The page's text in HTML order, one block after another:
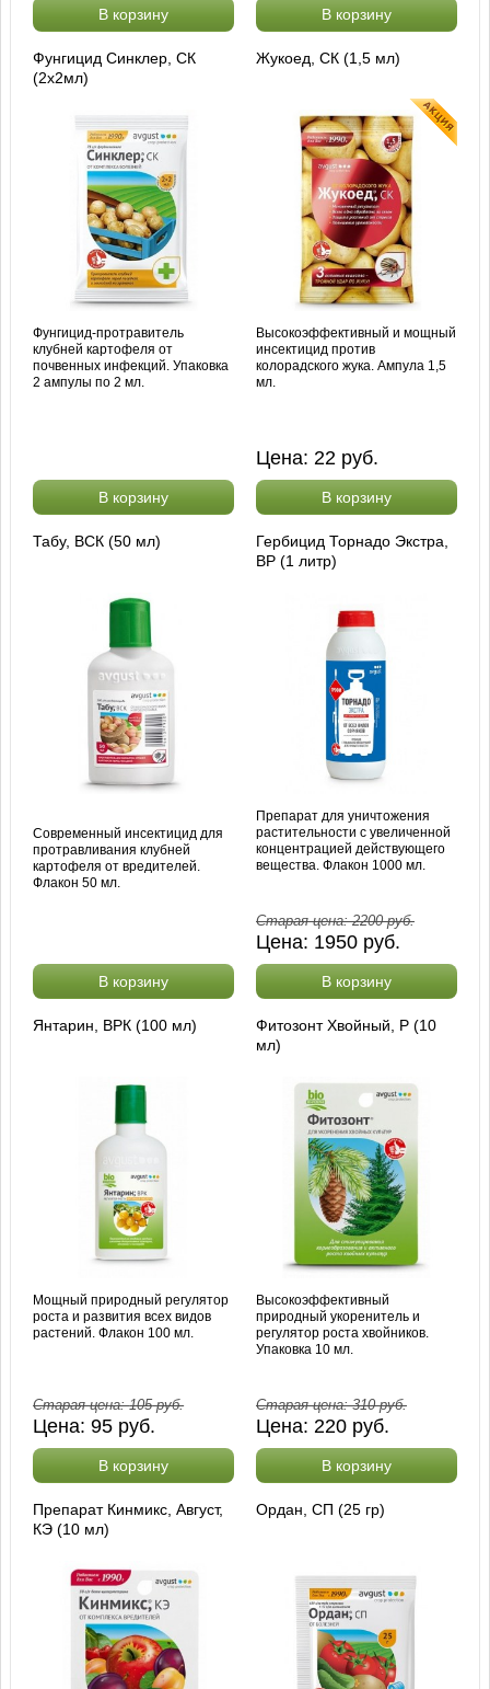
В корзину В корзину
Фунгицид Синклер, СК
(2х2мл)
Фунгицид-протравитель
клубней картофеля от
почвенных инфекций. Упаковка
2 ампулы по 2 мл.
В корзину
Жукоед, СК (1,5 мл)
Высокоэффективный и мощный
инсектицид против
колорадского жука. Ампула 1,5
мл.
Цена: 22 руб.
В корзину
Табу, ВСК (50 мл)
Современный инсектицид для
протравливания клубней
картофеля от вредителей.
Флакон 50 мл.
В корзину
Гербицид Торнадо Экстра,
ВР (1 литр)
Препарат для уничтожения
растительности с увеличенной
концентрацией действующего
вещества. Флакон 1000 мл.
Старая цена:2200руб.
Цена: 1950 руб.
В корзину
Янтарин, ВРК (100 мл)
Мощный природный регулятор
роста и развития всех видов
растений. Флакон 100 мл.
Старая цена:105руб.
Цена:95 руб.
В корзину
Фитозонт Хвойный, Р (10
мл)
Высокоэффективный
природный укоренитель и
регулятор роста хвойников.
Упаковка 10 мл.
Старая цена:310руб.
Цена: 220 руб.
В корзину
Препарат Кинмикс, Август,
КЭ (10 мл)
Ордан, СП (25 гр)